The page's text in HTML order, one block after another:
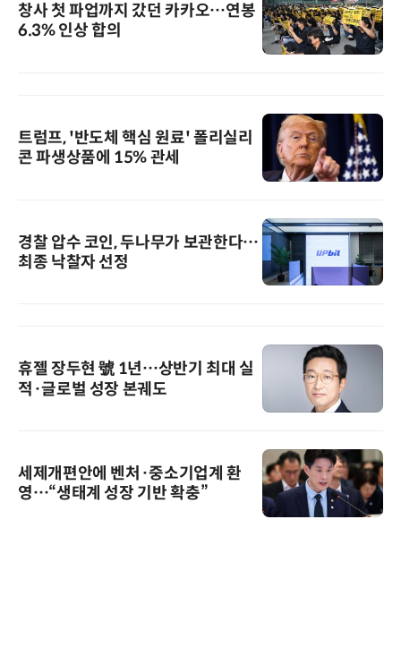
창사 첫 파업까지 갔던 카카오…연봉
6.3% 인상 합의
트럼프, '반도체 핵심 원료' 폴리실리
콘 파생상품에 15% 관세
경찰 압수 코인, 두나무가 보관한다…
최종 낙찰자 선정
휴젤 장두현 號 1년…상반기 최대 실
적·글로벌 성장 본궤도
세제개편안에 벤처·중소기업계 환
영…“생태계 성장 기반 확충”